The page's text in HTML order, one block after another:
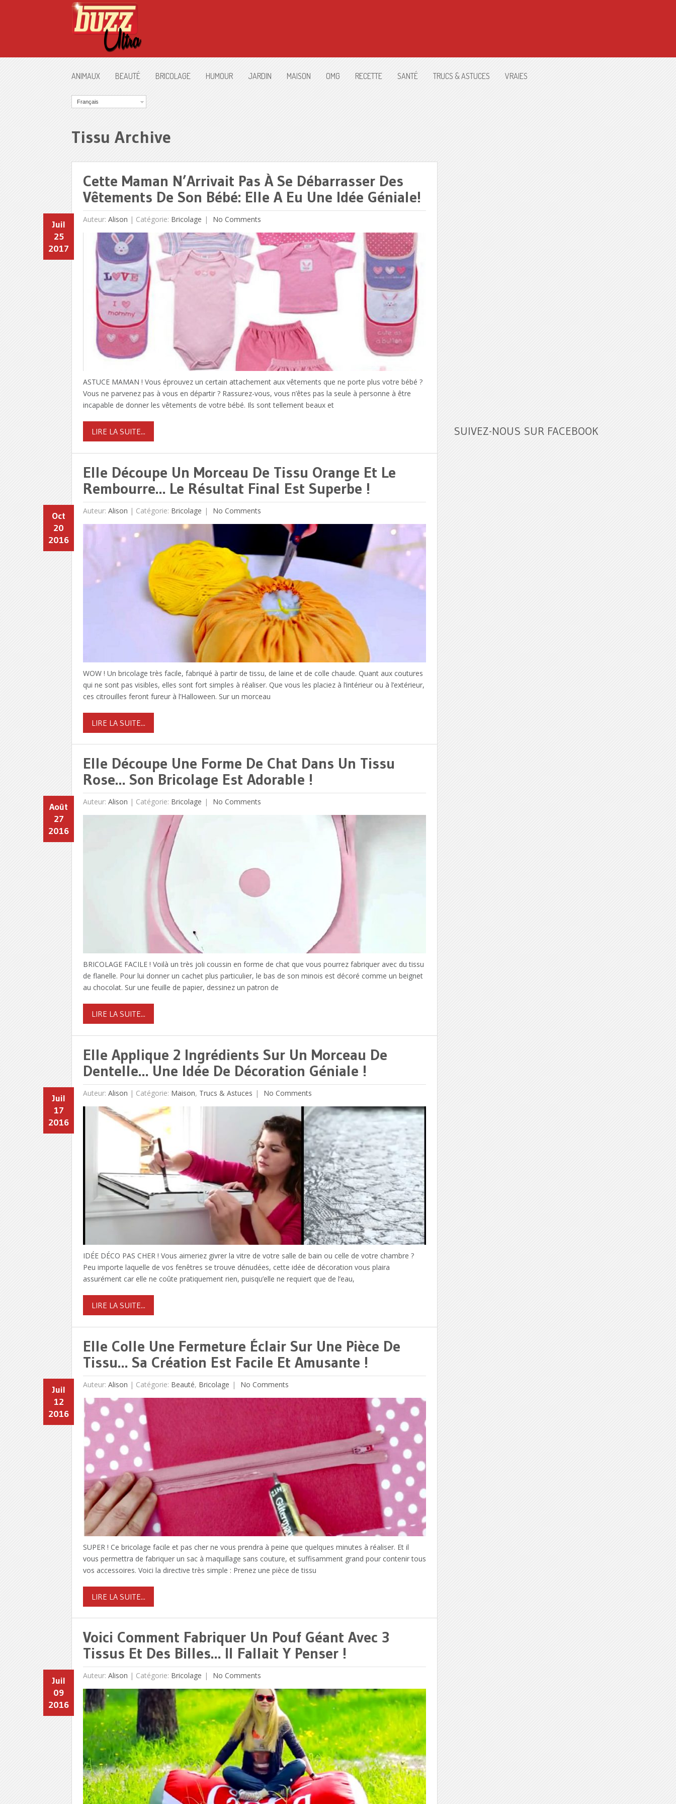
ANIMAUX BEAUTÉ BRICOLAGE HUMOUR JARDIN MAISON OMG RECETTE SANTÉ TRUCS & ASTUCES VRAIES
Français
Tissu Archive
Cette Maman N’Arrivait Pas À Se Débarrasser Des
Vêtements De Son Bébé: Elle A Eu Une Idée Géniale!
Auteur: Alison |
Juil
25
2017
Catégorie: Bricolage No Comments
ASTUCE MAMAN ! Vous éprouvez un certain attachement aux vêtements que ne porte plus votre bébé ?
Vous ne parvenez pas à vous en départir ? Rassurez-vous, vous n’êtes pas la seule à personne à être
incapable de donner les vêtements de votre bébé. Ils sont tellement beaux et
LIRE LA SUITE...
Elle Découpe Un Morceau De Tissu Orange Et Le
Rembourre… Le Résultat Final Est Superbe !
Auteur: Alison |
Oct
20
2016
Catégorie: Bricolage No Comments
WOW ! Un bricolage très facile, fabriqué à partir de tissu, de laine et de colle chaude. Quant aux coutures
qui ne sont pas visibles, elles sont fort simples à réaliser. Que vous les placiez à l’intérieur ou à l’extérieur,
ces citrouilles feront fureur à l’Halloween. Sur un morceau
LIRE LA SUITE...
Elle Découpe Une Forme De Chat Dans Un Tissu
Rose… Son Bricolage Est Adorable !
Auteur: Alison |
Août
27
2016
Catégorie: Bricolage No Comments
BRICOLAGE FACILE ! Voilà un très joli coussin en forme de chat que vous pourrez fabriquer avec du tissu
de flanelle. Pour lui donner un cachet plus particulier, le bas de son minois est décoré comme un beignet
au chocolat. Sur une feuille de papier, dessinez un patron de
LIRE LA SUITE...
Elle Applique 2 Ingrédients Sur Un Morceau De
Dentelle… Une Idée De Décoration Géniale !
Auteur: Alison |
Juil
17
2016
Catégorie: Maison, Trucs & Astuces No Comments
IDÉE DÉCO PAS CHER ! Vous aimeriez givrer la vitre de votre salle de bain ou celle de votre chambre ?
Peu importe laquelle de vos fenêtres se trouve dénudées, cette idée de décoration vous plaira
assurément car elle ne coûte pratiquement rien, puisqu’elle ne requiert que de l’eau,
LIRE LA SUITE...
Elle Colle Une Fermeture Éclair Sur Une Pièce De
Tissu… Sa Création Est Facile Et Amusante !
Auteur: Alison |
Juil
12
2016
Catégorie: Beauté, Bricolage No Comments
SUPER ! Ce bricolage facile et pas cher ne vous prendra à peine que quelques minutes à réaliser. Et il
vous permettra de fabriquer un sac à maquillage sans couture, et suffisamment grand pour contenir tous
vos accessoires. Voici la directive très simple : Prenez une pièce de tissu
LIRE LA SUITE...
Voici Comment Fabriquer Un Pouf Géant Avec 3
Tissus Et Des Billes… Il Fallait Y Penser !
Auteur: Alison |
Juil
09
2016
Catégorie: Bricolage No Comments
SUIVEZ-NOUS SUR FACEBOOK